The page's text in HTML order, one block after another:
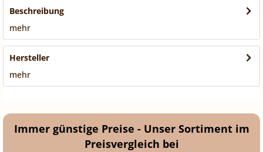
Beschreibung
mehr
Hersteller
mehr
Immer günstige Preise - Unser Sortiment im
Preisvergleich bei